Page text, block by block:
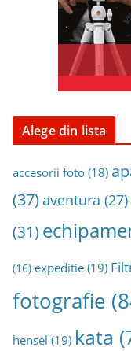
Alege din lista
accesorii foto (18)
(37) aventura (27)
(31)
(16) expeditie (19)
fotografie
hensel (19) kata